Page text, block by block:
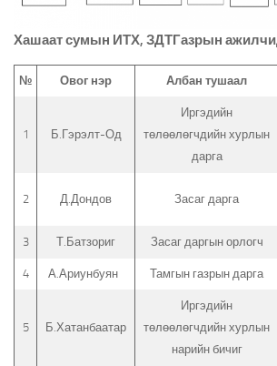
Хашаат сумын ИТХ, ЗДТГазрын
№ Овог нэр Албан тушаал
1 Б.Гэрэлт-Од
Иргэдийн
төлөөлөгчдийн хурлын
дарга
2 Д.Дондов Засаг дарга
3 Т.Батзориг Засаг даргын орлогч
4 А.Ариунбуян Тамгын газрын дарга
5 Б.Хатанбаатар
Иргэдийн
төлөөлөгчдийн хурлын
нарийн бичиг